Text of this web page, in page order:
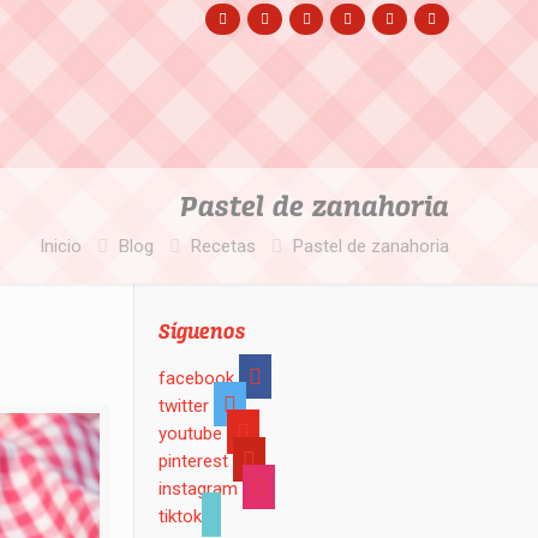
Pastel de zanahoria
Inicio Blog Recetas Pastel de zanahoria
Síguenos
facebook
twitter
youtube
pinterest
instagram
tiktok